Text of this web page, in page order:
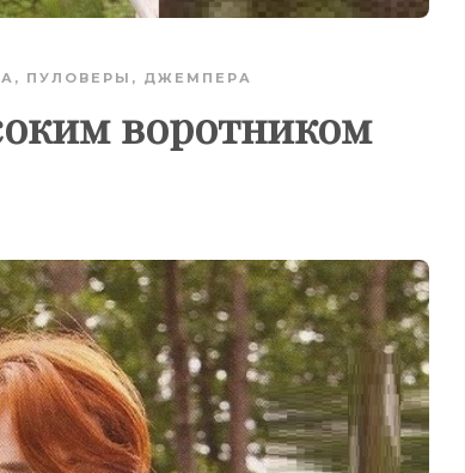
ПУЛОВЕРЫ, ДЖЕМПЕРА
воротником